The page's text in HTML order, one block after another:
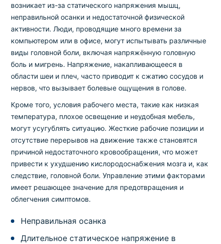
возникает из-за статического напряжения мышц,
неправильной осанки и недостаточной физической
активности. Люди, проводящие много времени за
компьютером или в офисе, могут испытывать различные
виды головной боли, включая напряжённую головную
боль и мигрень. Напряжение, накапливающееся в
области шеи и плеч, часто приводит к сжатию сосудов и
нервов, что вызывает болевые ощущения в голове.
Кроме того, условия рабочего места, такие как низкая
температура, плохое освещение и неудобная мебель,
могут усугублять ситуацию. Жесткие рабочие позиции и
отсутствие перерывов на движение также становятся
причиной недостаточного кровообращения, что может
привести к ухудшению кислородоснабжения мозга и, как
следствие, головной боли. Управление этими факторами
имеет решающее значение для предотвращения и
облегчения симптомов.
Неправильная осанка
Длительное статическое напряжение в